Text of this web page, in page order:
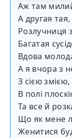
Аж там
А другая тая,
Розлучниця
Багатая
Вдова
А я вчора з
З сією змією,
В полі
Та все й
Що як мене
Женитися